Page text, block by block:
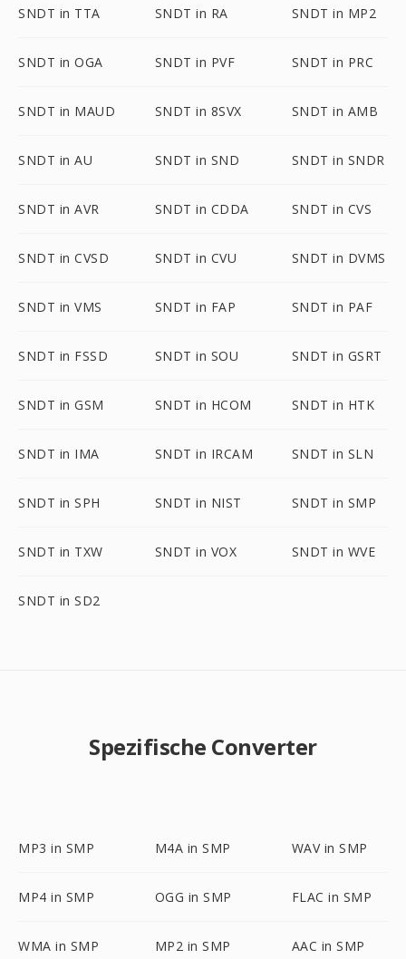
SNDT in TTA SNDT in RA SNDT in MP2
SNDT in OGA SNDT in PVF SNDT in PRC
SNDT in MAUD SNDT in 8SVX SNDT in AMB
SNDT in AU SNDT in SND SNDT in SNDR
SNDT in AVR SNDT in CDDA SNDT in CVS
SNDT in CVSD SNDT in CVU SNDT in DVMS
SNDT in VMS SNDT in FAP SNDT in PAF
SNDT in FSSD SNDT in SOU SNDT in GSRT
SNDT in GSM SNDT in HCOM SNDT in HTK
SNDT in IMA SNDT in IRCAM SNDT in SLN
SNDT in SPH SNDT in NIST SNDT in SMP
SNDT in TXW SNDT in VOX SNDT in WVE
SNDT in SD2
Spezifische Converter
MP3 in SMP M4A in SMP WAV in SMP
MP4 in SMP OGG in SMP FLAC in SMP
WMA in SMP MP2 in SMP AAC in SMP